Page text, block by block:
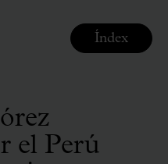
el Perú
Índex